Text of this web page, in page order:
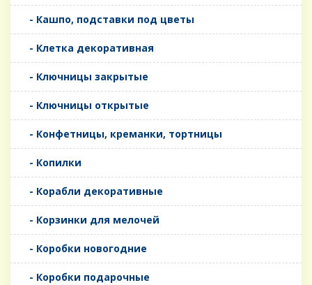
- Кашпо, подставки под цветы
- Клетка декоративная
- Ключницы закрытые
- Ключницы открытые
- Конфетницы, креманки, тортницы
- Копилки
- Корабли декоративные
- Корзинки для мелочей
- Коробки новогодние
- Коробки подарочные